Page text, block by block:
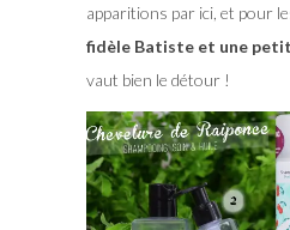
apparitions par ici, et pour
fidèle Batiste et une
vaut bien le détour !